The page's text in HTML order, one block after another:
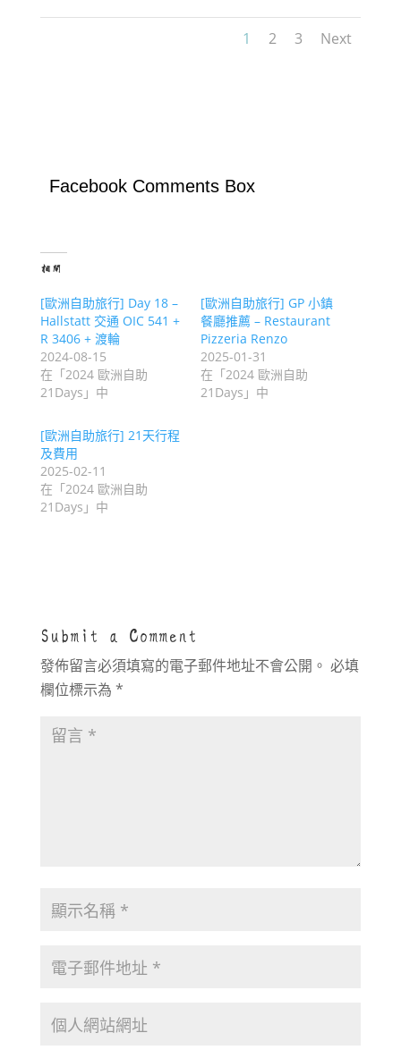
1 2 3 Next
Facebook Comments Box
相關
[歐洲自助旅行] Day 18 –
Hallstatt 交通 OIC 541 +
R 3406 + 渡輪
2024-08-15
在「2024 歐洲自助
21Days」中
[歐洲自助旅行] GP 小鎮
餐廳推薦 – Restaurant
Pizzeria Renzo
2025-01-31
在「2024 歐洲自助
21Days」中
[歐洲自助旅行] 21天行程
及費用
2025-02-11
在「2024 歐洲自助
21Days」中
Submit a Comment
發佈留言必須填寫的電子郵件地址不會公開。 必填
欄位標示為 *